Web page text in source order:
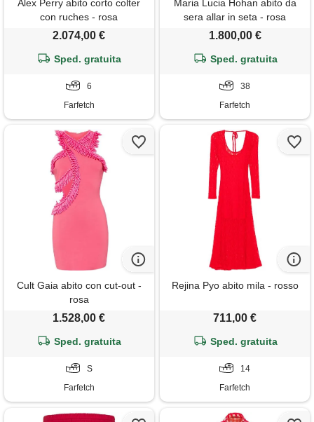
Alex Perry abito corto colter
con ruches - rosa
2.074,00 €
Sped. gratuita
6
Farfetch
Maria Lucia Hohan abito da
sera allar in seta - rosa
1.800,00 €
Sped. gratuita
38
Farfetch
Cult Gaia abito con cut-out -
rosa
1.528,00 €
Sped. gratuita
S
Farfetch
Rejina Pyo abito mila - rosso
711,00 €
Sped. gratuita
14
Farfetch